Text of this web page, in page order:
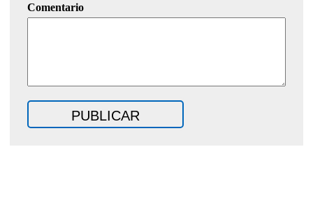
Comentario